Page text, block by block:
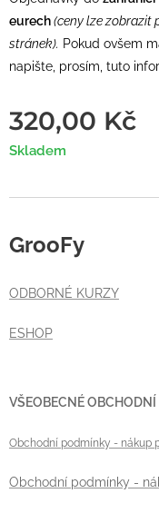
eurech(ceny lze zobrazit
stránek). Pokud ovšem
napište, prosím, tuto
320,00 Kč
Skladem
GrooFy
ODBORNÉ KURZY
ESHOP
VŠEOBECNÉ
Obchodní podmínky - nákup
Obchodní podmínky -